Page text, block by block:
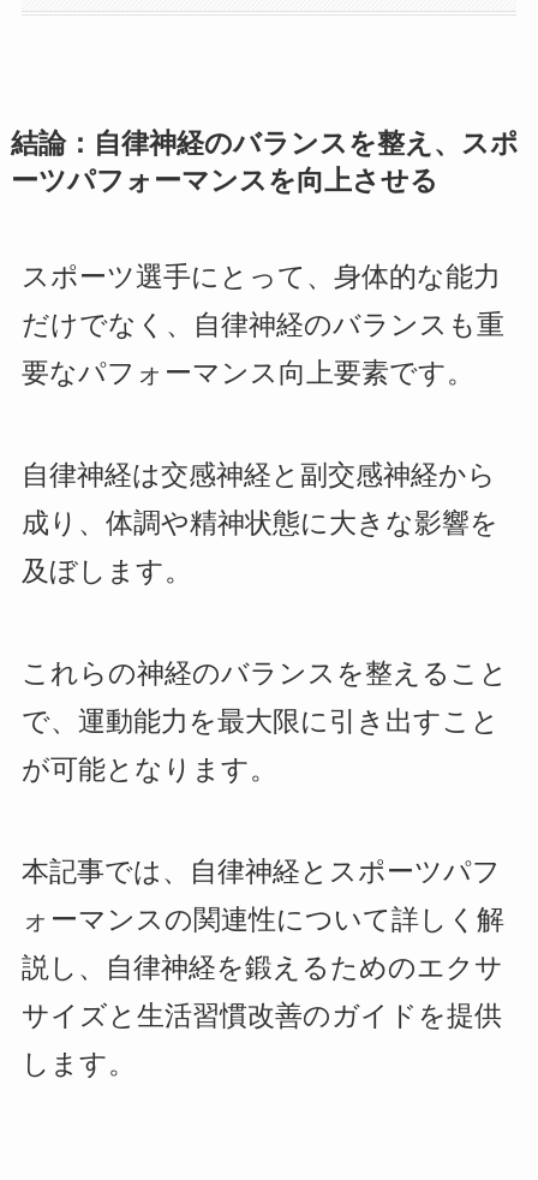
結論：自律神経のバランスを整え、スポ
ーツパフォーマンスを向上させる
スポーツ選手にとって、身体的な能力
だけでなく、自律神経のバランスも重
要なパフォーマンス向上要素です。
自律神経は交感神経と副交感神経から
成り、体調や精神状態に大きな影響を
及ぼします。
これらの神経のバランスを整えること
で、運動能力を最大限に引き出すこと
が可能となります。
本記事では、自律神経とスポーツパフ
ォーマンスの関連性について詳しく解
説し、自律神経を鍛えるためのエクサ
サイズと生活習慣改善のガイドを提供
します。